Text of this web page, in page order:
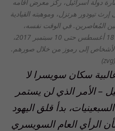
دولة اسرائيل، ركز معرض أقامه
تيودور هرتزل، وموهبته القيادية
المُعاصرين. في الوقت نفسه،
عكس المعرض الذي استمر من 18 أغسطس حتى 10 سبتمبر 2017،
الأشخاص إلى رموز من خلال صورهم.
(zvg)
سكان سويسرا لا
– الأمر الذي لن يستمر
بدأ قلق اليهود
الرأي العام السويسري